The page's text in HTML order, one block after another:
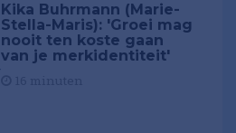
Kika Buhrmann (Marie-
Stella-Maris): 'Groei mag
nooit ten koste gaan
van je merkidentiteit'